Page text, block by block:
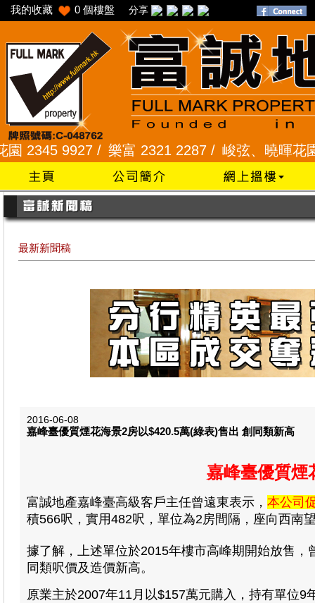
我的收藏 0 個樓盤 分享
9927 / 樂富 2321 2287 / 峻弦、曉暉花園
最新新聞稿
2016-06-08
嘉峰臺優質煙花海景2房以$420.5萬(綠表)售出 創同類新高
嘉峰臺優質煙
富誠地產嘉峰臺高級客戶主任曾遠東表示， 本公司
積566呎，實用482呎，單位為2房間隔，座向西南
據了解 ，上述單位於2015年樓市高峰期開始放售
同類呎價及造價新高。
原業主於2007年11月以$157萬元購入，持有單位